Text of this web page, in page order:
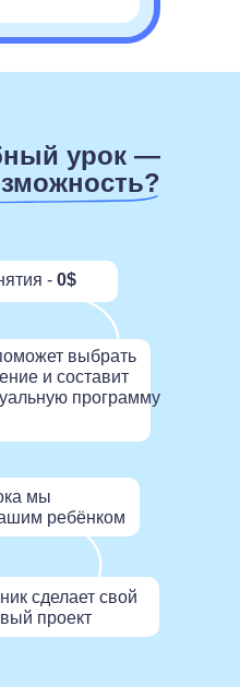
урок —
- 0$
сделает свой
проект
мы
ребёнком
выбрать
и составит
программу‎